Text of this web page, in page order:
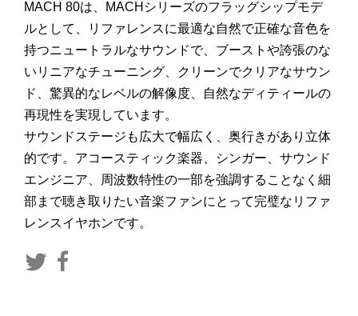
MACH 80は、MACHシリーズのフラッグシップモデ
ルとして、リファレンスに最適な自然で正確な音色を
持つニュートラルなサウンドで、ブーストや誇張のな
いリニアなチューニング、クリーンでクリアなサウン
ド、驚異的なレベルの解像度、自然なディティールの
再現性を実現しています。
サウンドステージも広大で幅広く、奥行きがあり立体
的です。アコースティック楽器、シンガー、サウンド
エンジニア、周波数特性の一部を強調することなく細
部まで聴き取りたい音楽ファンにとって完璧なリファ
レンスイヤホンです。